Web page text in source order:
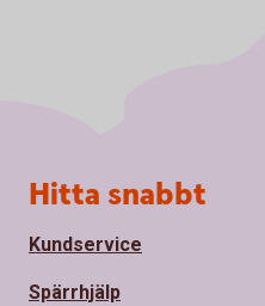
Sidfot
Hitta snabbt
Kundservice
Spärrhjälp